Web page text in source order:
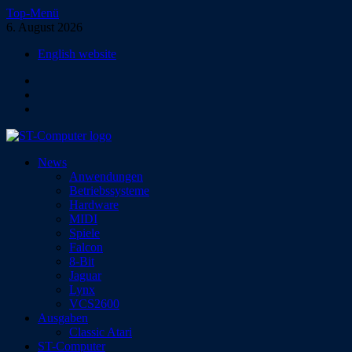
Zum
Inhalt
Top-Menü
6. August 2026
English website
ST-Computer
Das Magazin für Atari-Computer und -Konsolen
News
Anwendungen
Betriebssysteme
Hardware
MIDI
Spiele
Falcon
8-Bit
Jaguar
Lynx
VCS2600
Ausgaben
Classic Atari
ST-Computer